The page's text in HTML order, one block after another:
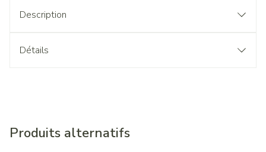
Description
Détails
Produits alternatifs